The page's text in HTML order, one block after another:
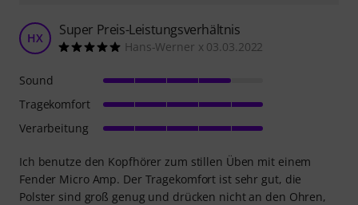
HX Super Preis-Leistungsverhältnis
Hans-Werner x 03.03.2022
Ich benutze den Kopfhörer zum stillen Üben mit einem
Fender Micro Amp. Der Tragekomfort ist sehr gut, die
Polster sind groß genug und drücken nicht an den Ohren,
Sound
Tragekomfort
Verarbeitung